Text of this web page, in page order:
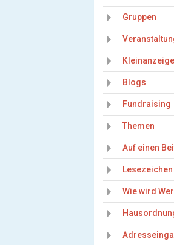
Gruppen
Blogs
Fundraising
Themen
Auf einen
Lesezeichen
Wie wird